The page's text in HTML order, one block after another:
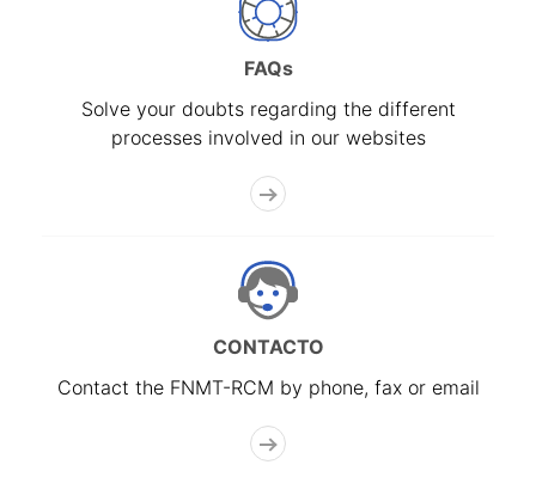
FAQs
Solve your doubts regarding the different
processes involved in our websites
CONTACTO
Contact the FNMT-RCM by phone, fax or email